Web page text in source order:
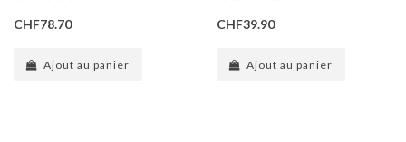
CHF78.70
Ajout au panier
CHF39.90
Ajout au panier